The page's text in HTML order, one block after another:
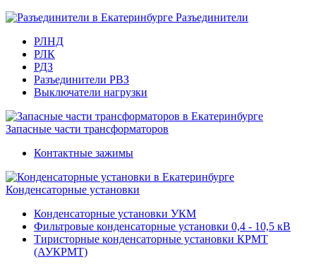
Разъединители
РЛНД
РЛК
РДЗ
Разъединители РВЗ
Выключатели нагрузки
Запасные части трансформаторов
Контактные зажимы
Конденсаторные установки
Конденсаторные установки УКМ
Фильтровые конденсаторные установки 0,4 - 10,5 кВ
Тиристорные конденсаторные установки КРМТ
(АУКРМТ)